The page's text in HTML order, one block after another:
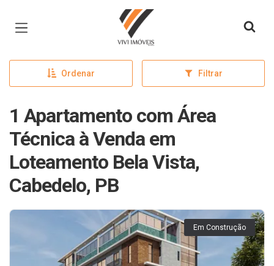
Página inicial
Ordenar Filtrar
1 Apartamento com Área
Técnica à Venda em
Loteamento Bela Vista,
Cabedelo, PB
Em Construção